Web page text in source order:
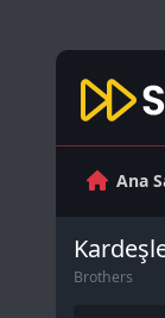
Ana
Brothers